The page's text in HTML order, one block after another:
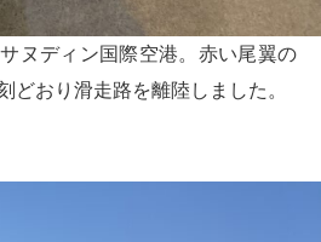
ヌディン国際空港。赤い尾翼の
どおり滑走路を離陸しました。